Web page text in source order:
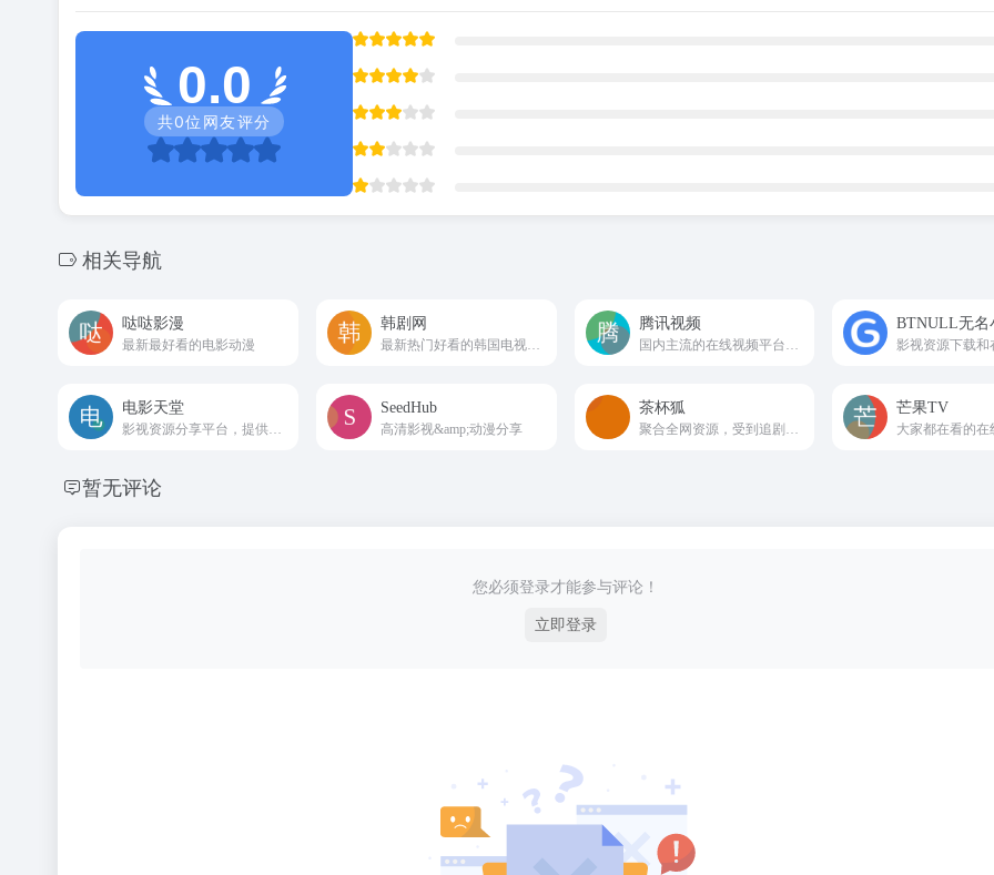
0.0
共0位网友评分
相关导航
哒哒影漫
最新最好看的电影动漫
韩剧网
最新热门好看的韩国电视剧、韩国电影、韩国综艺
腾讯视频 BTNULL无名
电影天堂 SeedHub
高清影视&amp;动漫分享
‌茶杯狐‌ 芒果TV
大家都在看的在
暂无评论
您必须登录才能参与评论！
立即登录